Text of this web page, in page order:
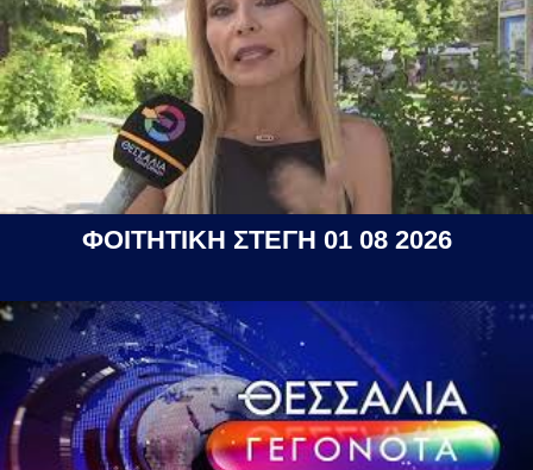
ΦΟΙΤΗΤΙΚΗ ΣΤΕΓΗ 01 08 2026